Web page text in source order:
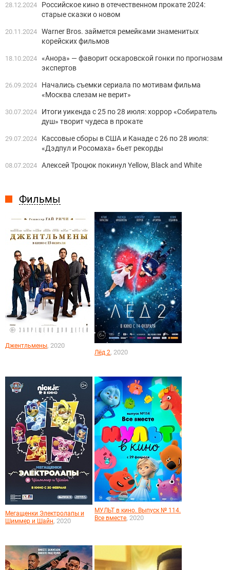
Фильмы
Джентльмены, 2020
Лёд 2, 2020
Мегащенки Электролапы и
Шиммер и Шайн, 2020
МУЛЬТ в кино. Выпуск № 114.
Все вместе, 2020
28.12.2024
Российское кино в отечественном прокате 2024:
старые сказки о новом
20.11.2024 Warner Bros. займется ремейками знаменитых
корейских фильмов
18.10.2024 «Анора» — фаворит оскаровской гонки по прогнозам
экспертов
26.09.2024
Начались съемки сериала по мотивам фильма
«Москва слезам не верит»
30.07.2024
Итоги уикенда с 25 по 28 июля: хоррор «Собиратель
душ» творит чудеса в прокате
29.07.2024
Кассовые сборы в США и Канаде с 26 по 28 июля:
«Дэдпул и Росомаха» бьет рекорды
08.07.2024 Алексей Троцюк покинул Yellow, Black and White